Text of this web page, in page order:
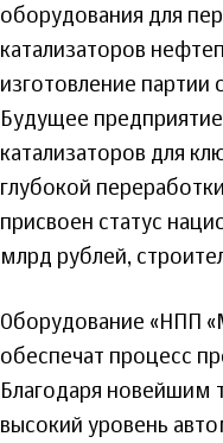
оборудования для
катализаторов
изготовление партии
Будущее
катализаторов для
глубокой
присвоен статус
млрд рублей,
Оборудование «НПП
обеспечат процесс
Благодаря новейшим
высокий уровень